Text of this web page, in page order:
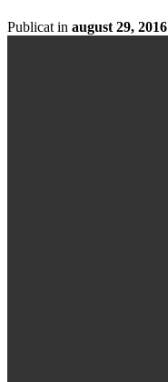
Publicat in august 29, 2016